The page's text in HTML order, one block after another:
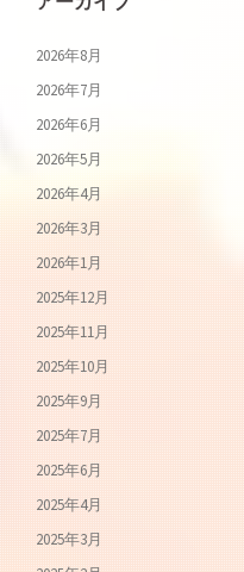
2026年8月
2026年7月
2026年6月
2026年5月
2026年4月
2026年3月
2026年1月
2025年12月
2025年11月
2025年10月
2025年9月
2025年7月
2025年6月
2025年4月
2025年3月